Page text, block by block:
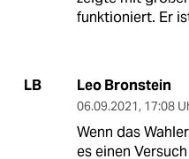
funktioniert. Er
LB Leo Bronstein
06.09.2021, 17:08
Wenn das
es einen